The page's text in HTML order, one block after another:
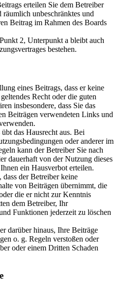
erteilen Sie dem Betreiber
unbeschränktes und
Beitrag im Rahmen des Boards
2, Unterpunkt a bleibt auch
bestehen.
eines Beitrags, dass er keine
Recht oder die guten
insbesondere, dass Sie das
Beiträgen verwendeten Links und
das Hausrecht aus. Bei
oder anderer im
kann der Betreiber Sie nach
dauerhaft von der Nutzung dieses
ein Hausverbot erteilen.
der Betreiber keine
von Beiträgen übernimmt, die
die er nicht zur Kenntnis
dem Betreiber, Ihr
Funktionen jederzeit zu löschen
darüber hinaus, Ihre Beiträge
o. g. Regeln verstoßen oder
oder einem Dritten Schaden